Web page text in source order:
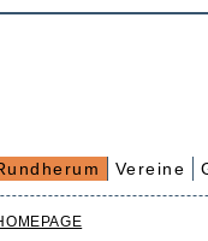
Vereine